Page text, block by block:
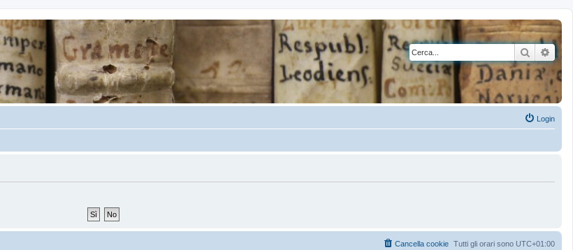
Cerca
Login
Tutti gli orari sono UTC+01:00
Cancella cookie